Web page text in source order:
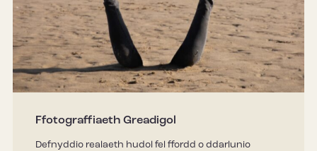
Ffotograffiaeth Greadigol
Defnyddio realaeth hudol fel ffordd o ddarlunio